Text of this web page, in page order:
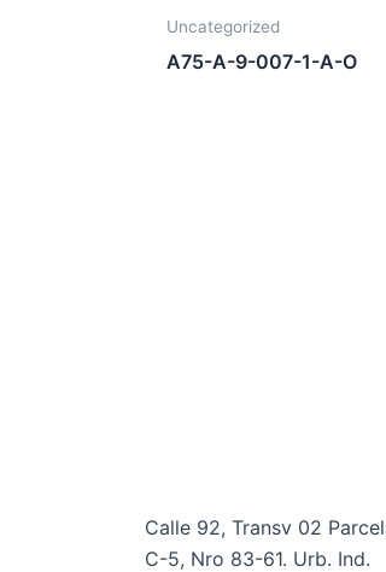
Uncategorized
A75-A-9-007-1-A-O
Calle 92, Transv 02
C-5, Nro 83-61. Urb. Ind.